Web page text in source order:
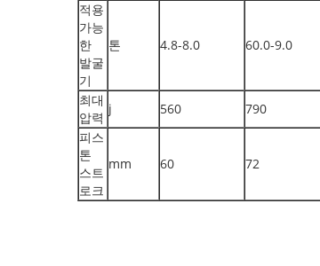
적용
가능
한
발굴
기
톤 4.8-8.0 60.0-9.0
최대
압력
j 560 790
피스
톤
스트
로크
mm 60 72